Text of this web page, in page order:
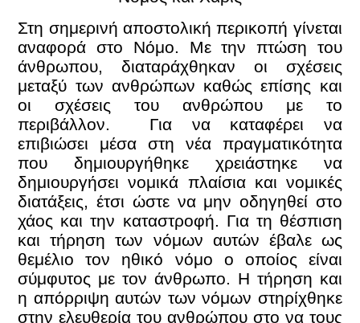
Στη σημερινή αποστολική περικοπή γίνεται
αναφορά στο Νόμο. Με την πτώση του
άνθρωπου, διαταράχθηκαν οι σχέσεις
μεταξύ των ανθρώπων καθώς επίσης και
οι σχέσεις του ανθρώπου με το
περιβάλλον. Για να καταφέρει να
επιβιώσει μέσα στη νέα πραγματικότητα
που δημιουργήθηκε χρειάστηκε να
δημιουργήσει νομικά πλαίσια και νομικές
διατάξεις, έτσι ώστε να μην οδηγηθεί στο
χάος και την καταστροφή. Για τη θέσπιση
και τήρηση των νόμων αυτών έβαλε ως
θεμέλιο τον ηθικό νόμο ο οποίος είναι
σύμφυτος με τον άνθρωπο. Η τήρηση και
η απόρριψη αυτών των νόμων στηρίχθηκε
στην ελευθερία του ανθρώπου στο να τους